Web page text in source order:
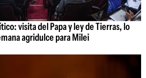
visita del Papa y ley de Tierras, lo
agridulce para Milei